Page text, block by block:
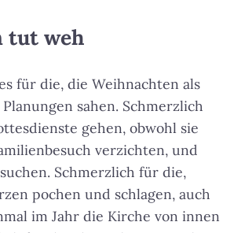
tut weh
für die, die Weihnachten als
sahen. Schmerzlich
gehen, obwohl sie
verzichten, und
Schmerzlich für die,
pochen und schlagen, auch
im Jahr die Kirche von innen